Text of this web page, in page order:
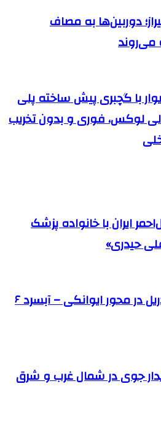
دوربین‌ها به مصاف
می‌روند
با گچبری پیش ساخته پلی
لوکس، فوری و بدون تخریب
ایران با خانواده پزشک
حیدری»
برخورد پراید با گاردریل در محور ایوانکی – آبسرد ۶
جوی در شمال غرب و شرق